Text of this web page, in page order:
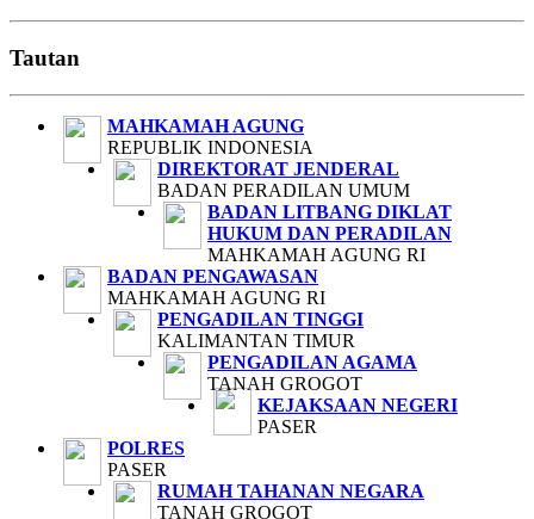
Tautan
MAHKAMAH AGUNG
REPUBLIK INDONESIA
DIREKTORAT JENDERAL
BADAN PERADILAN UMUM
BADAN LITBANG DIKLAT
HUKUM DAN PERADILAN
MAHKAMAH AGUNG RI
BADAN PENGAWASAN
MAHKAMAH AGUNG RI
PENGADILAN TINGGI
KALIMANTAN TIMUR
PENGADILAN AGAMA
TANAH GROGOT
KEJAKSAAN NEGERI
PASER
POLRES
PASER
RUMAH TAHANAN NEGARA
TANAH GROGOT